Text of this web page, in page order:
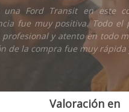
una Ford Transit en este
fue muy positiva. Todo el
profesional y atento en todo
de la compra fue muy rápida
Valoración en